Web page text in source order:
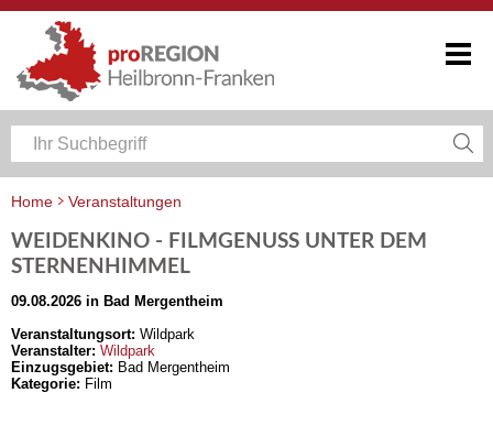
Home
Veranstaltungen
WEIDENKINO - FILMGENUSS UNTER DEM
STERNENHIMMEL
09.08.2026 in Bad Mergentheim
Veranstaltungsort: Wildpark
Veranstalter: Wildpark
Einzugsgebiet: Bad Mergentheim
Kategorie: Film